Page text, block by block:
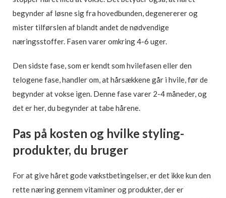
begynder af løsne sig fra hovedbunden, degenererer og
mister tilførslen af blandt andet de nødvendige
næringsstoffer. Fasen varer omkring 4-6 uger.
Den sidste fase, som er kendt som hvilefasen eller den
telogene fase, handler om, at hårsækkene går i hvile, før de
begynder at vokse igen. Denne fase varer 2-4 måneder, og
det er her, du begynder at tabe hårene.
Pas på kosten og hvilke styling-
produkter, du bruger
For at give håret gode vækstbetingelser, er det ikke kun den
rette næring gennem vitaminer og produkter, der er